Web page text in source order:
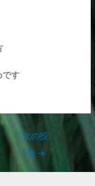
です
次の投
稿 →